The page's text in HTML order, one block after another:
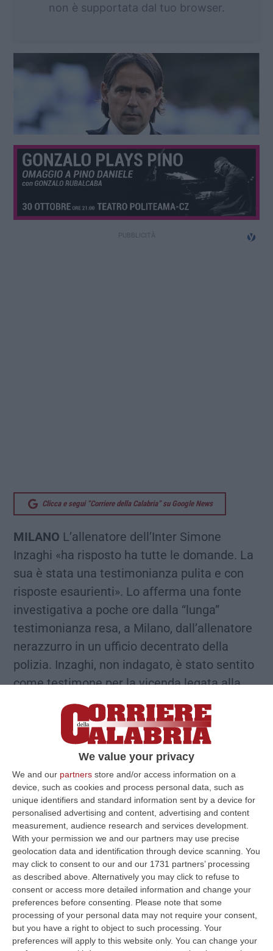
We value your privacy
We and our partners store and/or access information on a
device, such as cookies and process personal data, such as
unique identifiers and standard information sent by a device for
personalised advertising and content, advertising and content
measurement, audience research and services development.
With your permission we and our partners may use precise
geolocation data and identification through device scanning. You
may click to consent to our and our 1731 partners’ processing
as described above. Alternatively you may click to refuse to
consent or access more detailed information and change your
preferences before consenting.
Please note that some
processing of your personal data may not require your consent,
but you have a right to object to such processing. Your
preferences will apply to this website only. You can change your
non è supportata dal tuo browser.
Clicca e segui “Corriere della Calabria” su Google News
MILANO L’allenatore dell’Inter Simone
Inzaghi «ha risposto ha tutte le domande. La
sua è stata una testimonianza pulita e con
risposte esaurienti». Lo afferma una fonte
investigativa a poche ore dalla “lunga”
testimonianza resa, a Milano, dall’allenatore
nerazzurro in un ufficio decentrato della
polizia. Inzaghi, non indagato, è stato sentito
come testimone per la vicenda legata alla
richiesta di biglietti da parte della curva Nord
per la finale di Champions League giocata, e
persa, a Istanbul. La sua presenza,
inizialmente fissata in questura, è stata
spostata in un altro ufficio per aggirare la
presenza dei giornalisti che stamattina
presidiavano la questura in via
Fatebenefratelli.
«Volevo tifo allo stadio, dissi a Inter che
servivano più biglietti»
«Dopo la telefonata ne ho parlato con
qualcuno della dirigenza, non ricordo chi, e gli